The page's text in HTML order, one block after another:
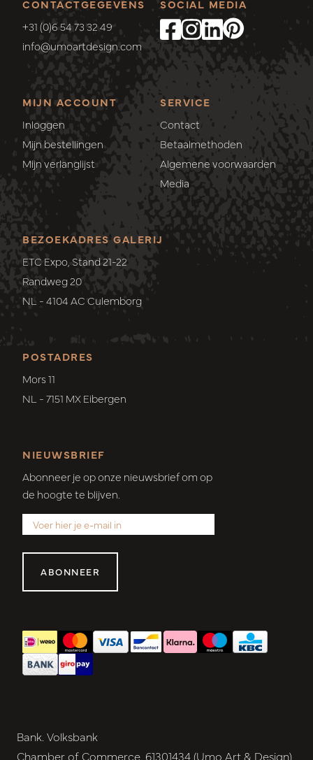
CONTACTGEGEVENS
+31 (0)6 54 73 32 49
info@umoartdesign.com
MIJN ACCOUNT
Inloggen
Mijn bestellingen
Mijn verlanglijst
SERVICE
Contact
Betaalmethoden
Algemene voorwaarden
Media
SOCIAL MEDIA
POSTADRES
Mors 11
NL - 7151 MX Eibergen
BEZOEKADRES GALERIJ
ETC Expo, Stand 21-22
Randweg 20
NL - 4104 AC Culemborg
NIEUWSBRIEF
Abonneer je op onze nieuwsbrief om op
de hoogte te blijven.
ABONNEER
Bank. Volksbank
Chamber of Commerce. 61301434 (Umo Art & Design)